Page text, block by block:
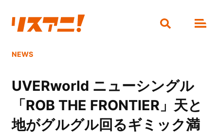
NEWS
UVERworld ニューシングル
「ROB THE FRONTIER」天と
地がグルグル回るギミック満